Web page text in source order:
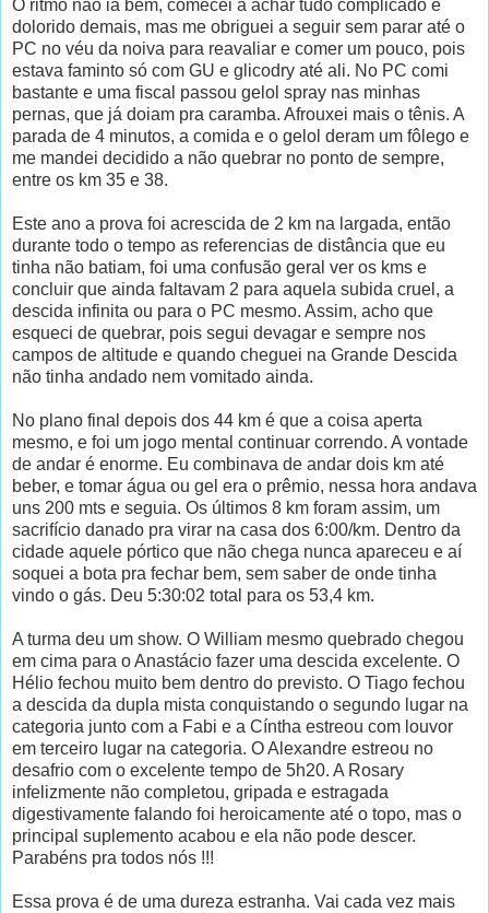
O ritmo não ia bem, comecei a achar tudo complicado e
dolorido demais, mas me obriguei a seguir sem parar até o
PC no véu da noiva para reavaliar e comer um pouco, pois
estava faminto só com GU e glicodry até ali. No PC comi
bastante e uma fiscal passou gelol spray nas minhas
pernas, que já doiam pra caramba. Afrouxei mais o tênis. A
parada de 4 minutos, a comida e o gelol deram um fôlego e
me mandei decidido a não quebrar no ponto de sempre,
entre os km 35 e 38.
Este ano a prova foi acrescida de 2 km na largada, então
durante todo o tempo as referencias de distância que eu
tinha não batiam, foi uma confusão geral ver os kms e
concluir que ainda faltavam 2 para aquela subida cruel, a
descida infinita ou para o PC mesmo. Assim, acho que
esqueci de quebrar, pois segui devagar e sempre nos
campos de altitude e quando cheguei na Grande Descida
não tinha andado nem vomitado ainda.
No plano final depois dos 44 km é que a coisa aperta
mesmo, e foi um jogo mental continuar correndo. A vontade
de andar é enorme. Eu combinava de andar dois km até
beber, e tomar água ou gel era o prêmio, nessa hora andava
uns 200 mts e seguia. Os últimos 8 km foram assim, um
sacrifício danado pra virar na casa dos 6:00/km. Dentro da
cidade aquele pórtico que não chega nunca apareceu e aí
soquei a bota pra fechar bem, sem saber de onde tinha
vindo o gás. Deu 5:30:02 total para os 53,4 km.
A turma deu um show. O William mesmo quebrado chegou
em cima para o Anastácio fazer uma descida excelente. O
Hélio fechou muito bem dentro do previsto. O Tiago fechou
a descida da dupla mista conquistando o segundo lugar na
categoria junto com a Fabi e a Cíntha estreou com louvor
em terceiro lugar na categoria. O Alexandre estreou no
desafrio com o excelente tempo de 5h20. A Rosary
infelizmente não completou, gripada e estragada
digestivamente falando foi heroicamente até o topo, mas o
principal suplemento acabou e ela não pode descer.
Parabéns pra todos nós !!!
Essa prova é de uma dureza estranha. Vai cada vez mais